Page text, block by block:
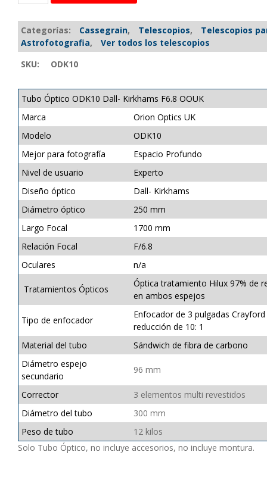
Categorías: Cassegrain, Telescopios,
Telescopios
Astrofotografia,
Ver todos los telescopios
SKU:
ODK10
Tubo Óptico ODK10 Dall- Kirkhams F6.8 OOUK
Marca
Orion Optics UK
Modelo
ODK10
Mejor para fotografía
Espacio Profundo
Nivel de usuario
Experto
Diseño óptico
Dall- Kirkhams
Diámetro óptico
250 mm
Largo Focal
1700 mm
Relación Focal
F/6.8
Oculares
n/a
Tratamientos Ópticos
Óptica tratamiento Hilux 97% de
en ambos espejos
Tipo de enfocador
Enfocador de 3 pulgadas
reducción de 10: 1
Material del tubo
Sándwich de fibra de carbono
Diámetro espejo
secundario
96 mm
Corrector
3 elementos multi revestidos
Diámetro del tubo
300 mm
Peso de tubo
12 kilos
Solo Tubo Óptico, no incluye accesorios, no incluye montura.